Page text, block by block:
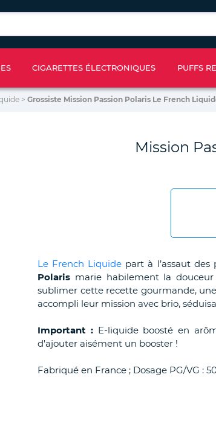
CIGARETTES ÉLECTRONIQUES PUFFS
> Grossiste Mission Passion Polaris Le French
Mission
Le French Liquide part à l’assaut
Polaris marie habilement la
sublimer cette recette gourmande,
accompli leur mission avec brio,
Important : E-liquide boosté en
d'ajouter aisément un booster !
Fabriqué en France ; Dosage PG/VG :